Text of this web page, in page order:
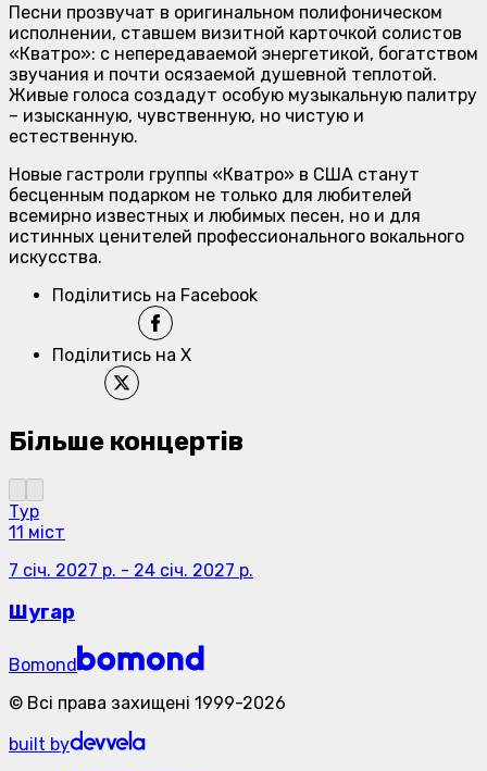
Песни прозвучат в оригинальном полифоническом
исполнении, ставшем визитной карточкой солистов
«Кватро»: с непередаваемой энергетикой, богатством
звучания и почти осязаемой душевной теплотой.
Живые голоса создадут особую музыкальную палитру
– изысканную, чувственную, но чистую и
естественную.
Новые гастроли группы «Кватро» в США станут
бесценным подарком не только для любителей
всемирно известных и любимых песен, но и для
истинных ценителей профессионального вокального
искусства.
Поділитись на Facebook
Поділитись на X
Більше концертів
Тур
11 міст
7 січ. 2027 р. - 24 січ. 2027 р.
Шугар
Bomond
© Всі права захищені 1999-2026
built by